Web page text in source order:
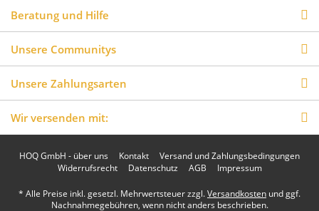
Beratung und Hilfe
Unsere Communitys
Unsere Zahlungsarten
Wir versenden mit:
HOQ GmbH - über uns Kontakt
Versand und Zahlungsbedingungen
Widerrufsrecht
Datenschutz AGB Impressum
* Alle Preise inkl. gesetzl. Mehrwertsteuer zzgl.Versandkosten und ggf.
Nachnahmegebühren, wenn nicht anders beschrieben.